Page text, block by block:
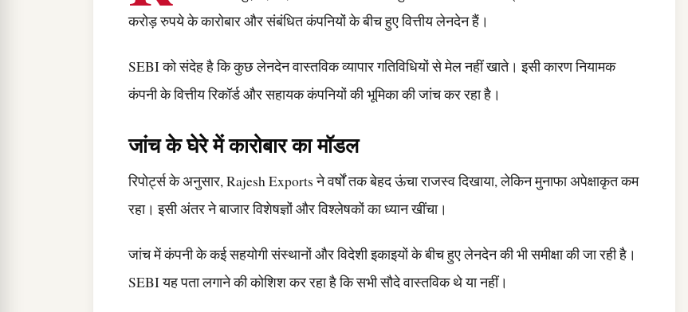
करोड़ रुपये के कारोबार और संबंधित कंपनियों के बीच हुए वित्तीय लेनदेन हैं।
SEBI को संदेह है कि कुछ लेनदेन वास्तविक व्यापार गतिविधियों से मेल नहीं खाते। इसी कारण नियामक
कंपनी के वित्तीय रिकॉर्ड और सहायक कंपनियों की भूमिका की जांच कर रहा है।
जांच के घेरे में कारोबार का मॉडल
रिपोर्ट्स के अनुसार, Rajesh Exports ने वर्षों तक बेहद ऊंचा राजस्व दिखाया, लेकिन मुनाफा अपेक्षाकृत कम
रहा। इसी अंतर ने बाजार विशेषज्ञों और विश्लेषकों का ध्यान खींचा।
जांच में कंपनी के कई सहयोगी संस्थानों और विदेशी इकाइयों के बीच हुए लेनदेन की भी समीक्षा की जा रही है।
SEBI यह पता लगाने की कोशिश कर रहा है कि सभी सौदे वास्तविक थे या नहीं।